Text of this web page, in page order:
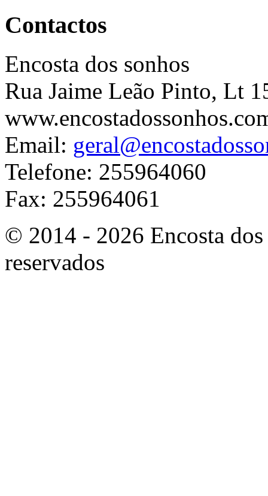
Contactos
Encosta dos sonhos
Rua Jaime Leão Pinto, Lt
Email:
Telefone: 255964060
Fax: 255964061
© 2014 - 2026 Encosta
reservados